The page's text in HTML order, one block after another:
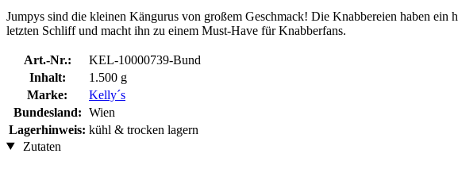
Jumpys sind die kleinen Kängurus von großem Geschmack! Die Knabbereien haben
letzten Schliff und macht ihn zu einem Must-Have für Knabberfans.
Art.-Nr.:
KEL-10000739-Bund
Inhalt:
1.500 g
Marke:
Kelly´s
Bundesland: Wien
Lagerhinweis: kühl & trocken lagern
Zutaten